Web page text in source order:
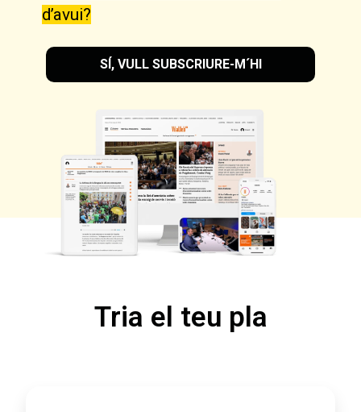
d’avui?
SÍ, VULL SUBSCRIURE-M´HI
Tria el teu pla